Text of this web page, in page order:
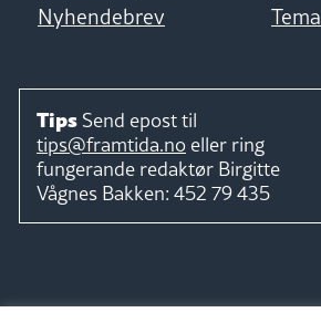
Nyhendebrev
Tema
Tips Send epost til
tips@framtida.no eller ring
fungerande redaktør Birgitte
Vågnes Bakken: 452 79 435